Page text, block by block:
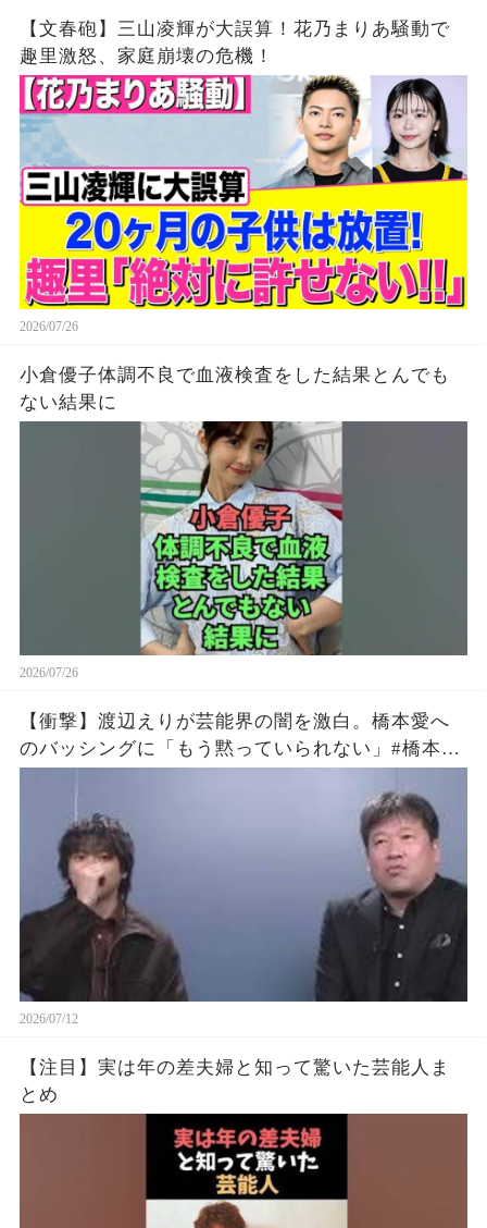
【文春砲】三山凌輝が大誤算！花乃まりあ騒動で
趣里激怒、家庭崩壊の危機！
2026/07/26
小倉優子体調不良で血液検査をした結果とんでも
ない結果に
2026/07/26
【衝撃】渡辺えりが芸能界の闇を激白。橋本愛へ
のバッシングに「もう黙っていられない」#橋本愛
2026/07/12
【注目】実は年の差夫婦と知って驚いた芸能人ま
とめ